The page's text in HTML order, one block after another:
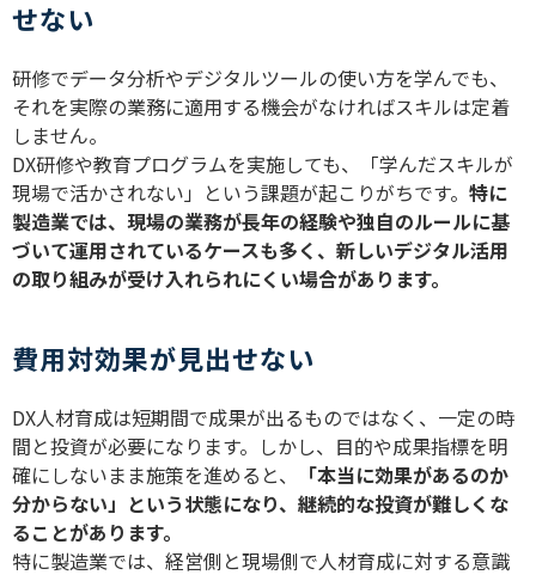
せない
研修でデータ分析やデジタルツールの使い方を学んでも、
それを実際の業務に適用する機会がなければスキルは定着
しません。
DX研修や教育プログラムを実施しても、「学んだスキルが
現場で活かされない」という課題が起こりがちです。 特に
製造業では、現場の業務が長年の経験や独自のルールに基
づいて運用されているケースも多く、新しいデジタル活用
の取り組みが受け入れられにくい場合があります。
費用対効果が見出せない
DX人材育成は短期間で成果が出るものではなく、一定の時
間と投資が必要になります。しかし、目的や成果指標を明
確にしないまま施策を進めると、
「本当に効果があるのか
分からない」という状態になり、継続的な投資が難しくな
ることがあります。
特に製造業では、経営側と現場側で人材育成に対する意識